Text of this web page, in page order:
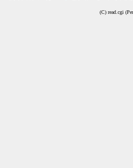
(C) read.cgi